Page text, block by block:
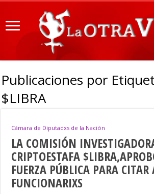
Publicaciones por
$LIBRA
Cámara de Diputadxs de la Nación
LA COMISIÓN
CRIPTOESTAFA
FUERZA PÚBLICA PARA CITAR
FUNCIONARIXS